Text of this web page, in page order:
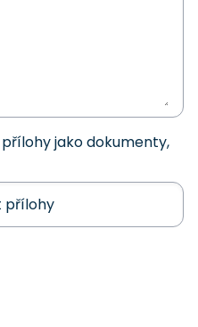
jako dokumenty,
přílohy